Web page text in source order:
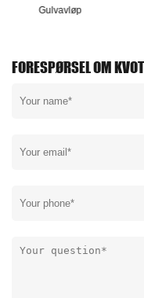
Gulvavløp
FORESPØRSEL OM